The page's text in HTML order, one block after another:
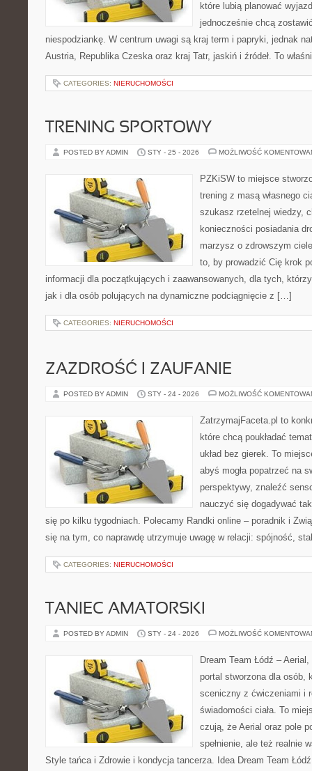
które lubią planować
jednocześnie chcą
niespodziankę. W centrum uwagi są kraj term i papryki, jednak
Austria, Republika Czeska oraz kraj Tatr, jaskiń i źródeł. To
CATEGORIES: NIERUCHOMOŚCI
TRENING SPORTOWY
POSTED BY ADMIN STY - 25 - 2026 MOŻLIWOŚĆ
PZKiSW to miejsce
trening z masą własnego
szukasz rzetelnej wiedzy,
konieczności posiadania
marzysz o zdrowszym
to, by prowadzić Cię krok
informacji dla początkujących i zaawansowanych, dla tych,
jak i dla osób polujących na dynamiczne podciągnięcie z […]
CATEGORIES: NIERUCHOMOŚCI
ZAZDROŚĆ I ZAUFANIE
POSTED BY ADMIN STY - 24 - 2026 MOŻLIWOŚĆ
ZatrzymajFaceta.pl to
które chcą poukładać
układ bez gierek. To
abyś mogła popatrzeć na
perspektywy, znaleźć
nauczyć się dogadywać
się po kilku tygodniach. Polecamy Randki online – poradnik i
się na tym, co naprawdę utrzymuje uwagę w relacji: spójność,
CATEGORIES: NIERUCHOMOŚCI
TANIEC AMATORSKI
POSTED BY ADMIN STY - 24 - 2026 MOŻLIWOŚĆ
Dream Team Łódź –
portal stworzona dla osób,
sceniczny z ćwiczeniami i
świadomości ciała. To
czują, że Aerial oraz pole
spełnienie, ale też realnie
Style tańca i Zdrowie i kondycja tancerza. Idea Dream Team